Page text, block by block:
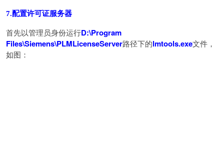
7.配置许可证服务器
首先以管理员身份运行D:\Program
Files\Siemens\PLMLicenseServer路径下的lmtools.exe文件，
如图：